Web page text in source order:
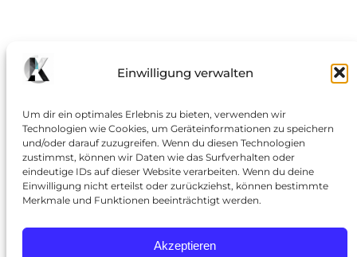
Einwilligung verwalten
Um dir ein optimales Erlebnis zu bieten, verwenden wir
Technologien wie Cookies, um Geräteinformationen zu speichern
und/oder darauf zuzugreifen. Wenn du diesen Technologien
zustimmst, können wir Daten wie das Surfverhalten oder
eindeutige IDs auf dieser Website verarbeiten. Wenn du deine
Einwilligung nicht erteilst oder zurückziehst, können bestimmte
Merkmale und Funktionen beeinträchtigt werden.
Akzeptieren